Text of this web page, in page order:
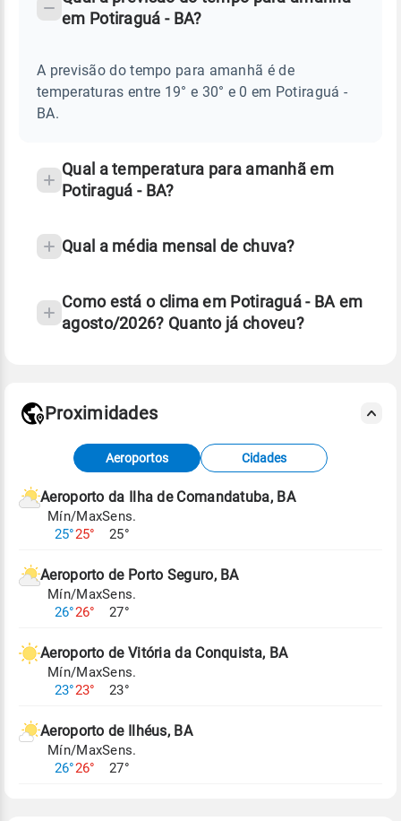
POTIRAGUÁ
Perguntas
sobre
chuva
em Potiraguá - BA?
A previsão do tempo para amanhã é de
temperaturas entre 19° e 30° e 0 em Potiraguá -
BA.
Qual a temperatura para amanhã em
Potiraguá - BA?
Qual a média mensal de chuva?
Como está o clima em Potiraguá - BA em
agosto/2026? Quanto já choveu?
Fonte: dados combinados de estações
meteorológicas e satélite do Centro de Previsão
de Tempo e Estudos Climáticos (CPTEC).
Para obter mais informações sobre os dados
Proximidades
Aeroportos Cidades
Aeroporto da Ilha de Comandatuba, BA
Mín/Max
25°25°
Sens.
25°
Aeroporto de Porto Seguro, BA
Mín/Max
26°26°
Sens.
27°
Aeroporto de Vitória da Conquista, BA
Mín/Max
23°23°
Sens.
23°
Aeroporto de Ilhéus, BA
Mín/Max
26°26°
Sens.
27°